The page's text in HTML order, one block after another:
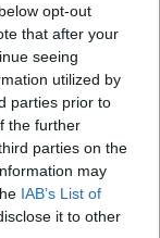
opt-out
that after your
seeing
utilized by
parties prior to
the further
parties on the
may
IAB’s List of
it to other